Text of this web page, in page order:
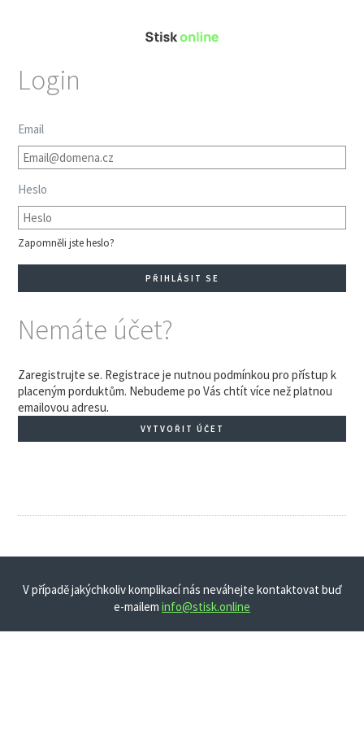
Login
Email
Heslo
Zapomněli jste heslo?
Nemáte účet?
Zaregistrujte se. Registrace je nutnou podmínkou pro přístup k
placeným porduktům. Nebudeme po Vás chtít více než platnou
emailovou adresu.
VYTVOŘIT ÚČET
V případě jakýchkoliv komplikací nás neváhejte kontaktovat buď
e-mailem info@stisk.online